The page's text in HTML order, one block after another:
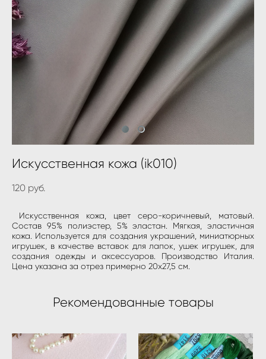
Искусственная кожа (ik010)
120 pуб.
Искусственная кожа, цвет серо-коричневый, матовый.
Состав 95% полиэстер, 5% эластан. Мягкая, эластичная
кожа. Используется для создания украшений, миниатюрных
игрушек, в качестве вставок для лапок, ушек игрушек, для
создания одежды и аксессуаров. Производство Италия.
Цена указана за отрез примерно 20х27,5 см.
Рекомендованные товары